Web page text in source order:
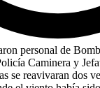
personal de
Caminera y
se reavivaran dos